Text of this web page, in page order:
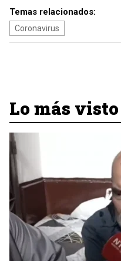
Temas relacionados:
Coronavirus
Lo más visto